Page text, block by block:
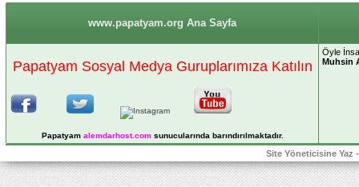
www.papatyam.org Ana Sayfa
Papatyam Sosyal Medya Guruplarımıza Katılın
Papatyam alemdarhost.comsunucularında barındırılmaktadır.
Öyle
Muhsin
Site Yöneticisine Yaz